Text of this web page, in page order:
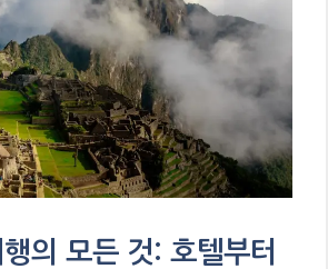
의 모든 것: 호텔부터